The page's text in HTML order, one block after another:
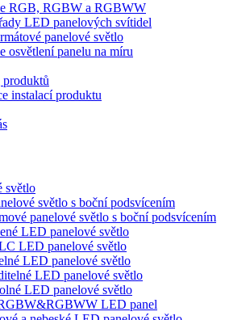
RGB, RGBW a RGBWW
LED panelových svítidel
panelové světlo
osvětlení panelu na míru
instalací produktu
světlo
světlo s boční podsvícením
panelové světlo s boční podsvícením
LED panelové světlo
LED panelové světlo
LED panelové světlo
LED panelové světlo
LED panelové světlo
LED panel